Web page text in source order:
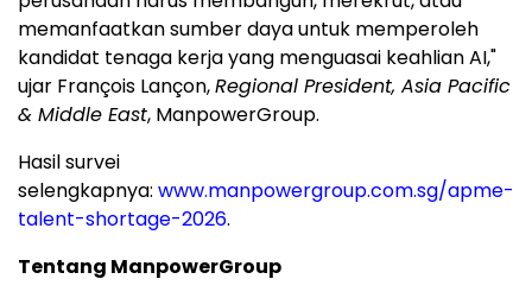
memanfaatkan sumber daya untuk memperoleh
kandidat tenaga kerja yang menguasai keahlian AI,"
ujar François Lançon,Regional President, Asia Pacific
& Middle East, ManpowerGroup.
Hasil survei
selengkapnya: www.manpowergroup.com.sg/apme-
talent-shortage-2026.
Tentang ManpowerGroup